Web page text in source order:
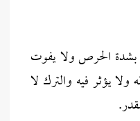
بشدة الحرص ولا يفوت
ولا يؤثر فيه والترك لا